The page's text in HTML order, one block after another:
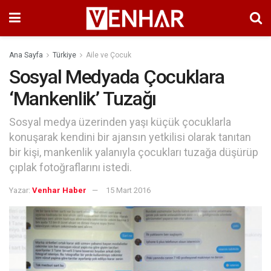
Ana Sayfa Türkiye Aile ve Çocuk
Sosyal Medyada Çocuklara
‘Mankenlik’ Tuzağı
Sosyal medya üzerinden yaşı küçük çocuklarla
konuşarak kendini bir ajansın yetkilisi olarak tanıtan
bir kişi, mankenlik yalanıyla çocukları tuzağa düşürüp
çıplak fotoğraflarını istedi.
Yazar: Venhar Haber 15 Mart 2016